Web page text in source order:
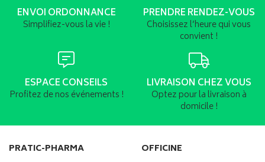
ENVOI ORDONNANCE
Simplifiez-vous la vie !
PRENDRE RENDEZ-VOUS
Choisissez l’heure qui vous
convient !
ESPACE CONSEILS
Profitez de nos événements !
LIVRAISON CHEZ VOUS
Optez pour la livraison à
domicile !
PRATIC-PHARMA OFFICINE